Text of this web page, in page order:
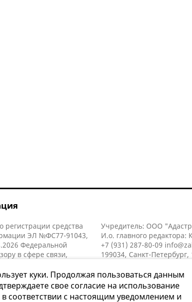
регистрации средства
ЭЛ №ФС77-91043,
Федеральной
в сфере связи,
Учредитель: ООО
И.о. главного редактора:
+7 (931) 287-80-09
199034, Санкт-
куки. Продолжая пользоваться данным
свое согласие на использование
соответствии с настоящим уведомлением и